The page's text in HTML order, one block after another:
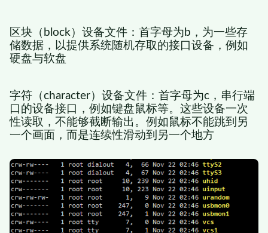
区块（block）设备文件：首字母为b，为一些存
储数据，以提供系统随机存取的接口设备，例如
硬盘与软盘
字符（character）设备文件：首字母为c，串行端
口的设备接口，例如键盘鼠标等。这些设备一次
性读取，不能够截断输出。例如鼠标不能跳到另
一个画面，而是连续性滑动到另一个地方